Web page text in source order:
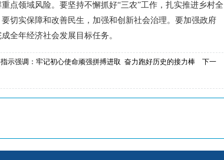
点领域风险。要坚持不懈抓好“三农”工作，扎实推进乡村全
切实保障和改善民生，加强和创新社会治理。要加强政府
全年经济社会发展目标任务。
示强调：牢记初心使命顽强拼搏进取 奋力跑好历史的接力棒 下一